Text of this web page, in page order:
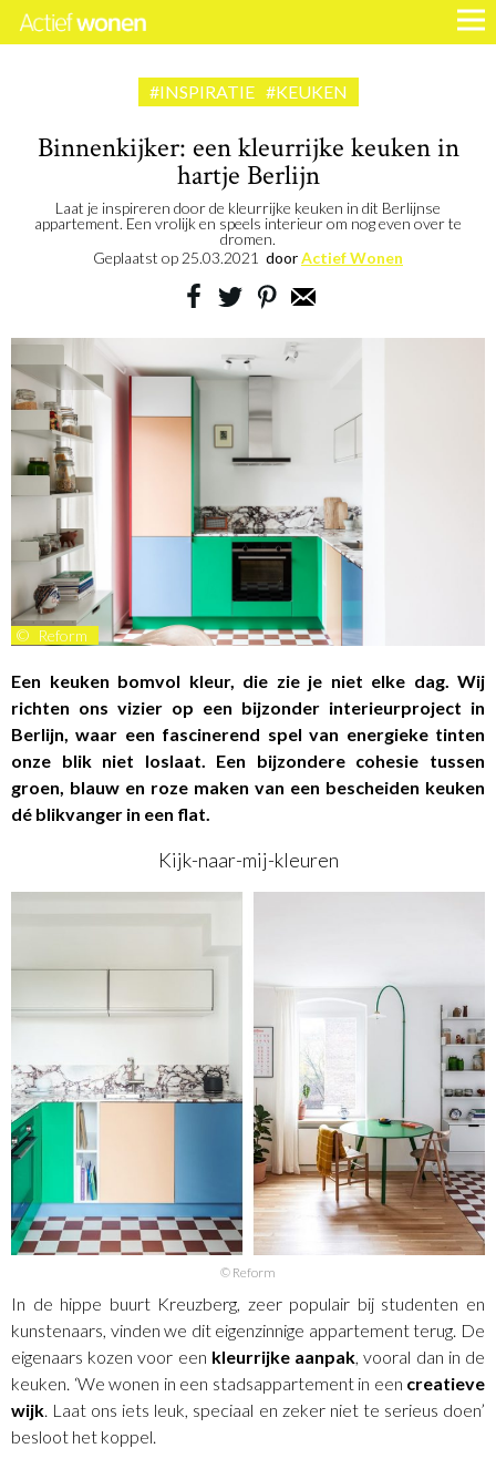
#INSPIRATIE #KEUKEN
Binnenkijker: een kleurrijke keuken in
hartje Berlijn
Laat je inspireren door de kleurrijke keuken in dit Berlijnse
appartement. Een vrolijk en speels interieur om nog even over te
dromen.
Geplaatst op 25.03.2021 doorActief Wonen
© Reform
Een keuken bomvol kleur, die zie je niet elke dag. Wij
richten ons vizier op een bijzonder interieurproject in
Berlijn, waar een fascinerend spel van energieke tinten
onze blik niet loslaat. Een bijzondere cohesie tussen
groen, blauw en roze maken van een bescheiden keuken
dé blikvanger in een flat.
Kijk-naar-mij-kleuren
© Reform
In de hippe buurt Kreuzberg, zeer populair bij studenten en
kunstenaars, vinden we dit eigenzinnige appartement terug. De
eigenaars kozen voor een kleurrijke aanpak , vooral dan in de
keuken. ‘We wonen in een stadsappartement in een creatieve
wijk . Laat ons iets leuk, speciaal en zeker niet te serieus doen’
besloot het koppel.